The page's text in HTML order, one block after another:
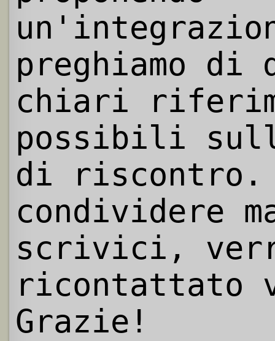
preghiamo
chiari
possibili
di riscontro.
condividere
scrivici,
ricontattato
Grazie!